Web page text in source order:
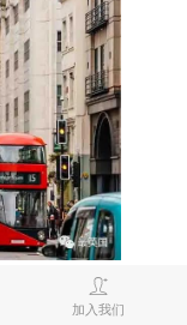
加入我们
超15年，申请回迁